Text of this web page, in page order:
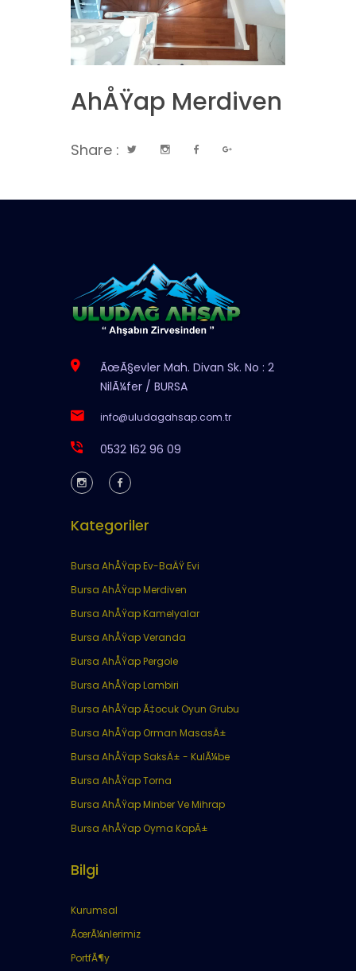
AhÅŸap Merdiven
Share :
ÃœÃ§evler Mah. Divan Sk. No : 2
NilÃ¼fer / BURSA
info@uludagahsap.com.tr
0532 162 96 09
Kategoriler
Bursa AhÅŸap Ev-BaÄŸ Evi
Bursa AhÅŸap Merdiven
Bursa AhÅŸap Kamelyalar
Bursa AhÅŸap Veranda
Bursa AhÅŸap Pergole
Bursa AhÅŸap Lambiri
Bursa AhÅŸap Ã‡ocuk Oyun Grubu
Bursa AhÅŸap Orman MasasÄ±
Bursa AhÅŸap SaksÄ± - KulÃ¼be
Bursa AhÅŸap Torna
Bursa AhÅŸap Minber Ve Mihrap
Bursa AhÅŸap Oyma KapÄ±
Bilgi
Kurumsal
ÃœrÃ¼nlerimiz
PortfÃ¶y